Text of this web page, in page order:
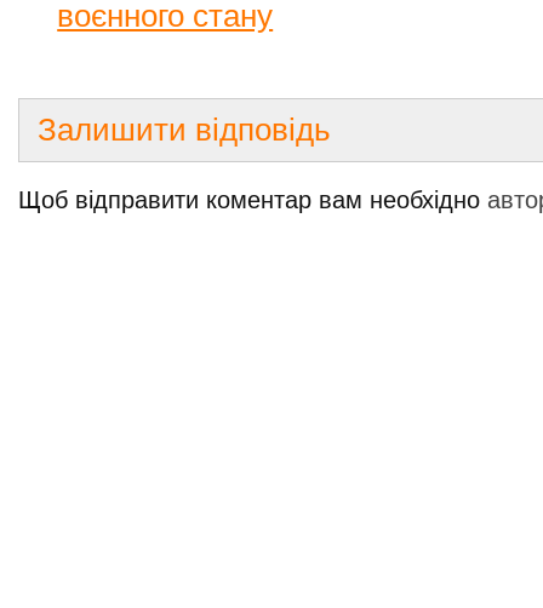
воєнного стану
Залишити відповідь
Щоб відправити коментар вам необхідно